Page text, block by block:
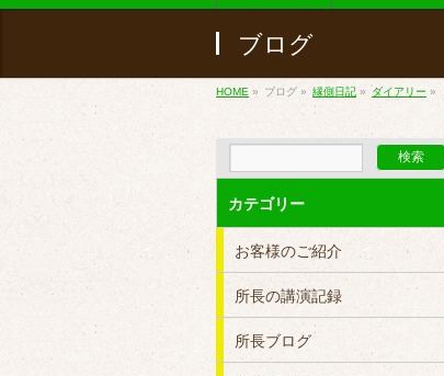
ブログ
HOME » ブログ » 縁側日記 » ダイアリー »
カテゴリー
お客様のご紹介
所長の講演記録
所長ブログ